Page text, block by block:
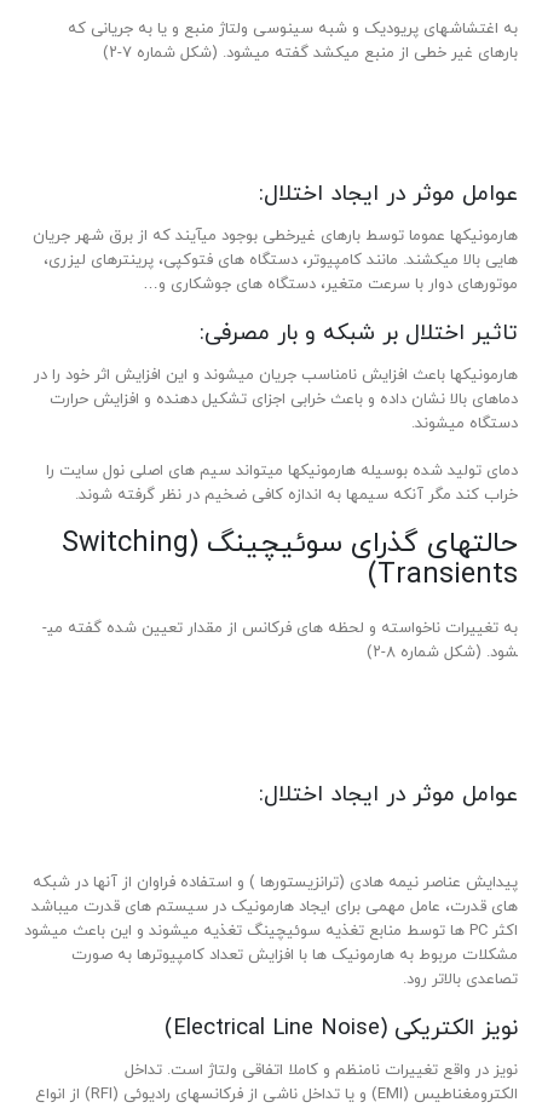
به اغتشاش­های پریودیک و شبه سینوسی ولتاژ منبع و یا به جریانی که
بارهای غیر خطی از منبع می­کشد گفته می­شود. (شکل شماره ۷-۲)
عوامل موثر در ایجاد اختلال:
هارمونیک­ها عموما توسط بارهای غیرخطی بوجود می­آیند که از برق شهر جریان
هایی بالا می­کشند. مانند کامپیوتر، دستگاه ­های فتوکپی، پرینترهای لیزری،
موتورهای دوار با سرعت متغیر، دستگاه­ های جوشکاری و…
تاثیر اختلال بر شبکه و بار مصرفی:
هارمونیک­ها باعث افزایش نامناسب جریان می­شوند و این افزایش اثر خود را در
دماهای بالا نشان داده و باعث خرابی اجزای تشکیل­ دهنده و افزایش حرارت
دستگاه می­شوند.
دمای تولید شده بوسیله هارمونیک­ها می­تواند سیم­ های اصلی نول سایت را
خراب کند مگر آنکه سیم­ها به اندازه کافی ضخیم در نظر گرفته شوند.
حالت­های گذرای سوئیچینگ (Switching
Transients)
به تغییرات ناخواسته و لحظه­ های فرکانس از مقدار تعیین شده گفته می­
شود. (شکل شماره ۸-۲)
عوامل موثر در ایجاد اختلال:
پیدایش عناصر نیمه هادی (ترانزیستورها ) و استفاده فراوان از آنها در شبکه
های قدرت، عامل مهمی برای ایجاد هارمونیک در سیستم های قدرت میباشد
اکثر PC ها توسط منابع تغذیه سوئیچینگ تغذیه میشوند و این باعث میشود
مشکلات مربوط به هارمونیک ها با افزایش تعداد کامپیوترها به صورت
تصاعدی بالاتر رود.
نویز الکتریکی (Electrical Line Noise)
نویز در واقع تغییرات نامنظم و کاملا اتفاقی ولتاژ است. تداخل
الکترومغناطیس (EMI) و یا تداخل ناشی از فرکانس­های رادیوئی (RFI) از انواع